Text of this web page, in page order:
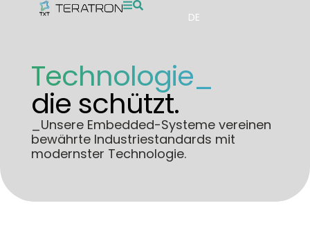
DE
Technologie_
die schützt.
_Unsere Embedded-Systeme vereinen
bewährte Industriestandards mit
modernster Technologie.